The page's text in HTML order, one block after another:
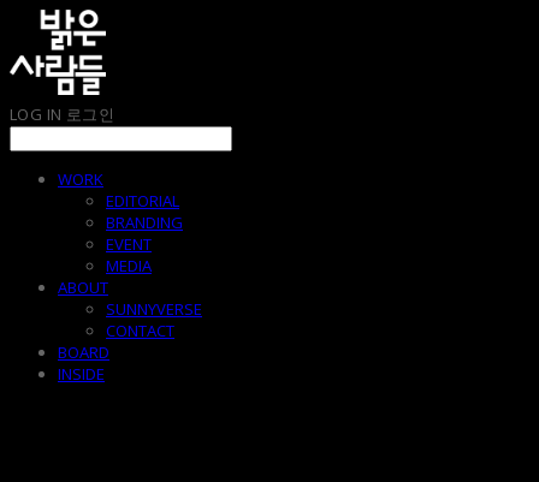
LOG IN 로그인
WORK
EDITORIAL
BRANDING
EVENT
MEDIA
ABOUT
SUNNYVERSE
CONTACT
BOARD
INSIDE